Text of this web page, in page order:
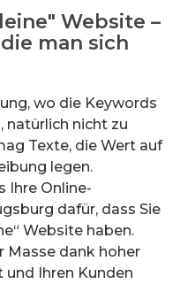
Website –
man sich
wo die Keywords
natürlich nicht zu
Texte, die Wert auf
legen.
Ihre Online-
dafür, dass Sie
Website haben.
Masse dank hoher
Ihren Kunden